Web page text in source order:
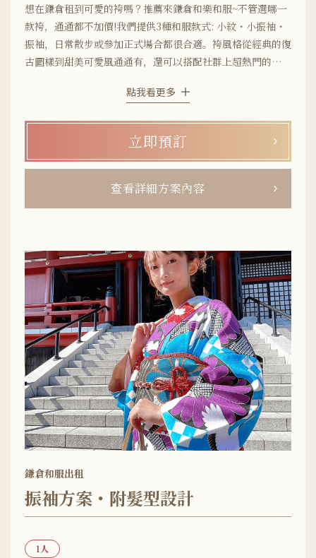
想在鎌倉租到可愛的袴嗎？推薦來鎌倉和樂和服~不管選哪一
款袴，通通都不加價!我們提供3種和服款式: 小紋・小振袖・
振袖，日常散步或參加正式場合都很合適。袴風格從經典的復
古圖樣到甜美可愛風通通有，還可以搭配社群上超熱門的流行
上一點流行元素，馬上讓整體造型時尚度大升級!
點我看更多
立即預訂
查看詳細方案內容
鎌倉和服出租
振袖方案・附髮型設計
1人